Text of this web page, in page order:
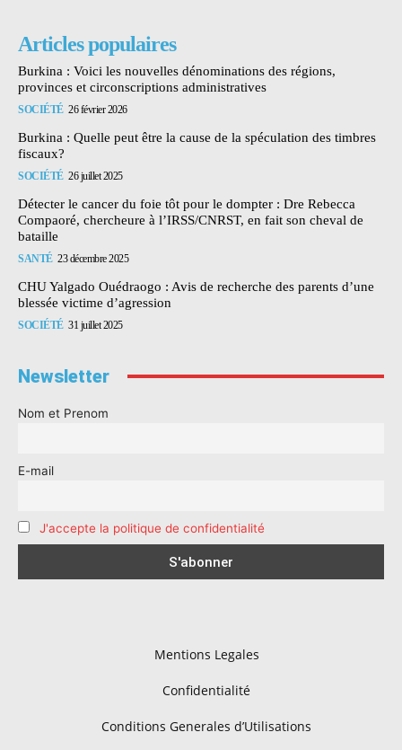
Articles populaires
Burkina : Voici les nouvelles dénominations des régions,
provinces et circonscriptions administratives
SOCIÉTÉ 26 février 2026
Burkina : Quelle peut être la cause de la spéculation des timbres
fiscaux?
SOCIÉTÉ 26 juillet 2025
Détecter le cancer du foie tôt pour le dompter : Dre Rebecca
Compaoré, chercheure à l’IRSS/CNRST, en fait son cheval de
bataille
SANTÉ 23 décembre 2025
CHU Yalgado Ouédraogo : Avis de recherche des parents d’une
blessée victime d’agression
SOCIÉTÉ 31 juillet 2025
Newsletter
Nom et Prenom
E-mail
J'accepte la politique de confidentialité
Mentions Legales
Confidentialité
Conditions Generales d’Utilisations